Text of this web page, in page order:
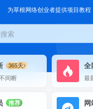
为草根网络创业者提供项目教程
索
365天
间断
全
最
推荐
网